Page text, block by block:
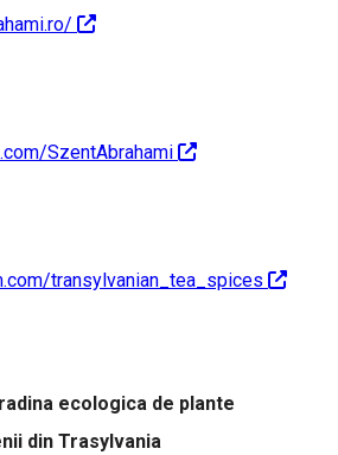
SzentAbrahami
transylvanian_tea_spices
ecologica de plante
din Trasylvania